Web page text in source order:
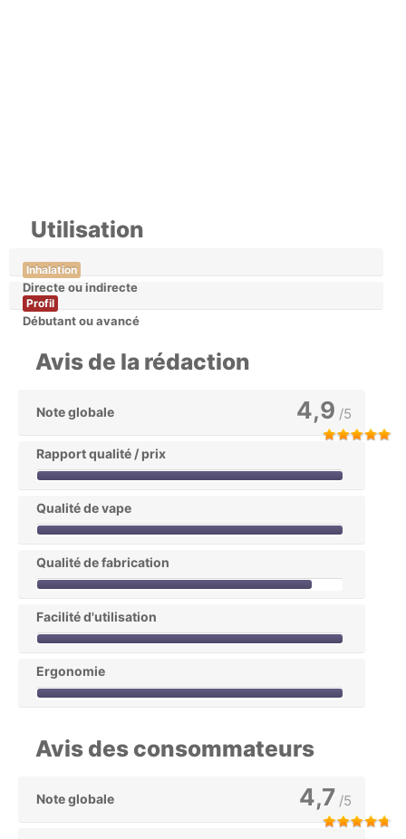
Utilisation
Inhalation
Directe ou indirecte
Profil
Débutant ou avancé
Avis de la rédaction
Note globale 4,9 /5
Rapport qualité / prix
Qualité de vape
Qualité de fabrication
Facilité d'utilisation
Ergonomie
Avis des consommateurs
Note globale 4,7 /5